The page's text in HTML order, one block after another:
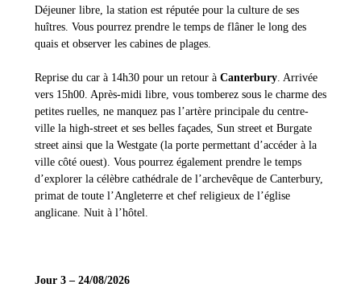
Déjeuner libre, la station est réputée pour la culture de ses
huîtres. Vous pourrez prendre le temps de flâner le long des
quais et observer les cabines de plages.
Reprise du car à 14h30 pour un retour à Canterbury . Arrivée
vers 15h00. Après-midi libre, vous tomberez sous le charme des
petites ruelles, ne manquez pas l’artère principale du centre-
ville la high-street et ses belles façades, Sun street et Burgate
street ainsi que la Westgate (la porte permettant d’accéder à la
ville côté ouest). Vous pourrez également prendre le temps
d’explorer la célèbre cathédrale de l’archevêque de Canterbury,
primat de toute l’Angleterre et chef religieux de l’église
anglicane. Nuit à l’hôtel.
Jour 3 – 24/08/2026